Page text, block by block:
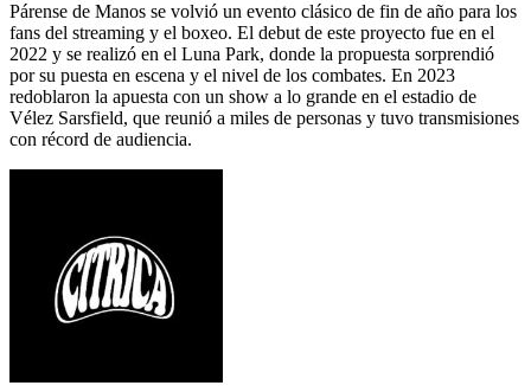
Párense de Manos se volvió un evento clásico de fin de año para los
fans del streaming y el boxeo. El debut de este proyecto fue en el
2022 y se realizó en el Luna Park, donde la propuesta sorprendió
por su puesta en escena y el nivel de los combates. En 2023
redoblaron la apuesta con un show a lo grande en el estadio de
Vélez Sarsfield, que reunió a miles de personas y tuvo transmisiones
con récord de audiencia.